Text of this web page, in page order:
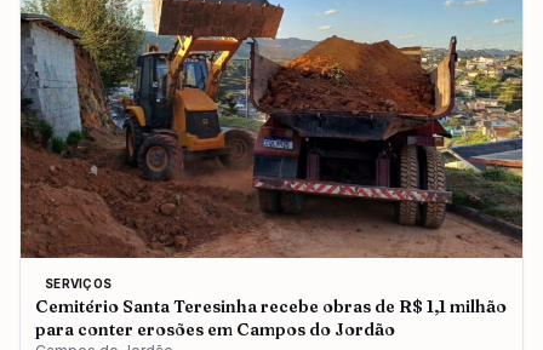
SERVIÇOS
Cemitério Santa Teresinha recebe obras de R$ 1,1 milhão
para conter erosões em Campos do Jordão